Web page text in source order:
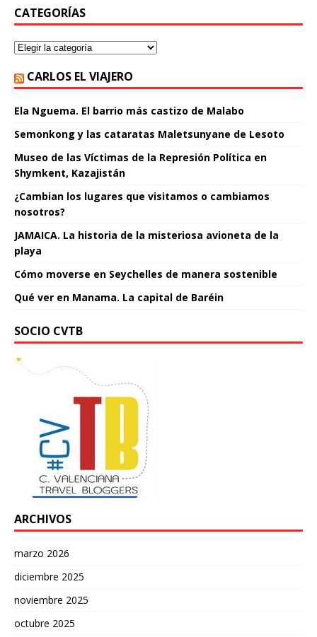
CATEGORÍAS
CARLOS EL VIAJERO
Ela Nguema. El barrio más castizo de Malabo
Semonkong y las cataratas Maletsunyane de Lesoto
Museo de las Víctimas de la Represión Política en
Shymkent, Kazajistán
¿Cambian los lugares que visitamos o cambiamos
nosotros?
JAMAICA. La historia de la misteriosa avioneta de la
playa
Cómo moverse en Seychelles de manera sostenible
Qué ver en Manama. La capital de Baréin
SOCIO CVTB
ARCHIVOS
marzo 2026
diciembre 2025
noviembre 2025
octubre 2025